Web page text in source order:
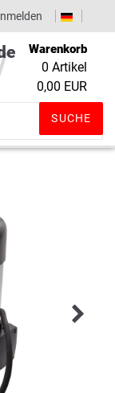
(0)
SUCHE
Warenkorb
0 Artikel
0,00 EUR